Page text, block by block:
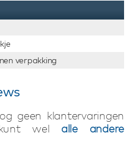
verpakking
geen klantervaringen
wel alle andere